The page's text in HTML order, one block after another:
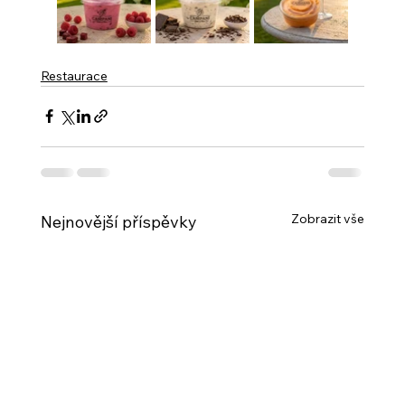
Restaurace
Nejnovější příspěvky Zobrazit vše